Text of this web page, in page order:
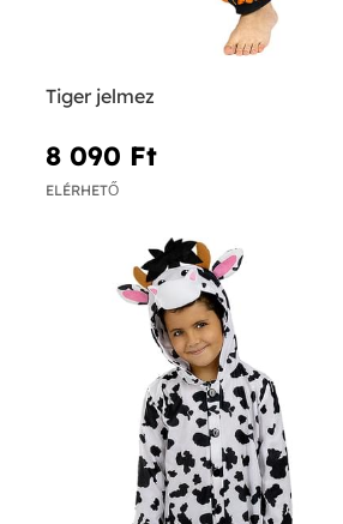
Tiger jelmez
8 090 Ft‎
ELÉRHETŐ